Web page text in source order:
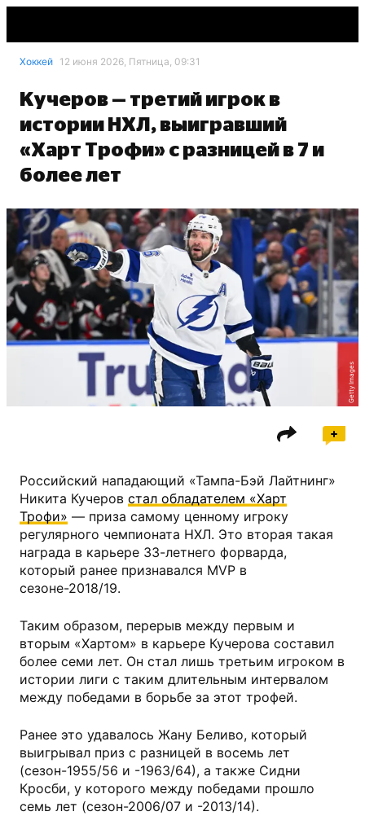
Хоккей 12 июня 2026, Пятница, 09:31
Кучеров — третий игрок в
истории НХЛ, выигравший
«Харт Трофи» с разницей в 7 и
более лет
Getty Images
Российский нападающий «Тампа-Бэй Лайтнинг»
Никита Кучеров стал обладателем «Харт
Трофи» — приза самому ценному игроку
регулярного чемпионата НХЛ. Это вторая такая
награда в карьере 33-летнего форварда,
который ранее признавался MVP в
сезоне-2018/19.
Таким образом, перерыв между первым и
вторым «Хартом» в карьере Кучерова составил
более семи лет. Он стал лишь третьим игроком в
истории лиги с таким длительным интервалом
между победами в борьбе за этот трофей.
Ранее это удавалось Жану Беливо, который
выигрывал приз с разницей в восемь лет
(сезон-1955/56 и -1963/64), а также Сидни
Кросби, у которого между победами прошло
семь лет (сезон-2006/07 и -2013/14).